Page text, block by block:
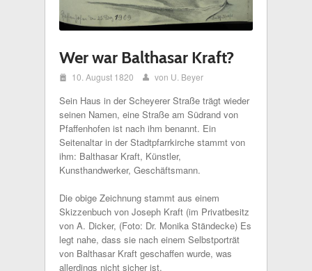
Wer war Balthasar Kraft?
i 10. August 1820 x von U. Beyer
Sein Haus in der Scheyerer Straße trägt wieder
seinen Namen, eine Straße am Südrand von
Pfaffenhofen ist nach ihm benannt. Ein
Seitenaltar in der Stadtpfarrkirche stammt von
ihm: Balthasar Kraft, Künstler,
Kunsthandwerker, Geschäftsmann.
Die obige Zeichnung stammt aus einem
Skizzenbuch von Joseph Kraft (im Privatbesitz
von A. Dicker, (Foto: Dr. Monika Ständecke) Es
legt nahe, dass sie nach einem Selbstporträt
von Balthasar Kraft geschaffen wurde, was
allerdings nicht sicher ist.